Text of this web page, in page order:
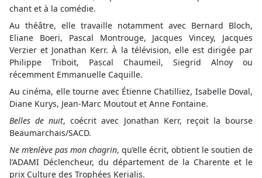
chant et à la comédie.
Au théâtre, elle travaille notamment avec Bernard Bloch,
Eliane Boeri, Pascal Montrouge, Jacques Vincey, Jacques
Verzier et Jonathan Kerr. À la télévision, elle est dirigée par
Philippe Triboit, Pascal Chaumeil, Siegrid Alnoy ou
récemment Emmanuelle Caquille.
Au cinéma, elle tourne avec Étienne Chatilliez, Isabelle Doval,
Diane Kurys, Jean-Marc Moutout et Anne Fontaine.
Belles de nuit, coécrit avec Jonathan Kerr, reçoit la bourse
Beaumarchais/SACD.
Ne m’enlève pas mon chagrin, qu’elle écrit, obtient le soutien de
l’ADAMI Déclencheur, du département de la Charente et le
prix Culture des Trophées Kerialis.